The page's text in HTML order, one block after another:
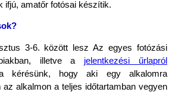
ifjú, amatőr fotósai készítik.
3-6. között lesz Az egyes fotózási
illetve a jelentkezési űrlapról
kérésünk, hogy aki egy alkalomra
alkalmon a teljes időtartamban vegyen